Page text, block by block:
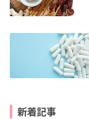
新着記事